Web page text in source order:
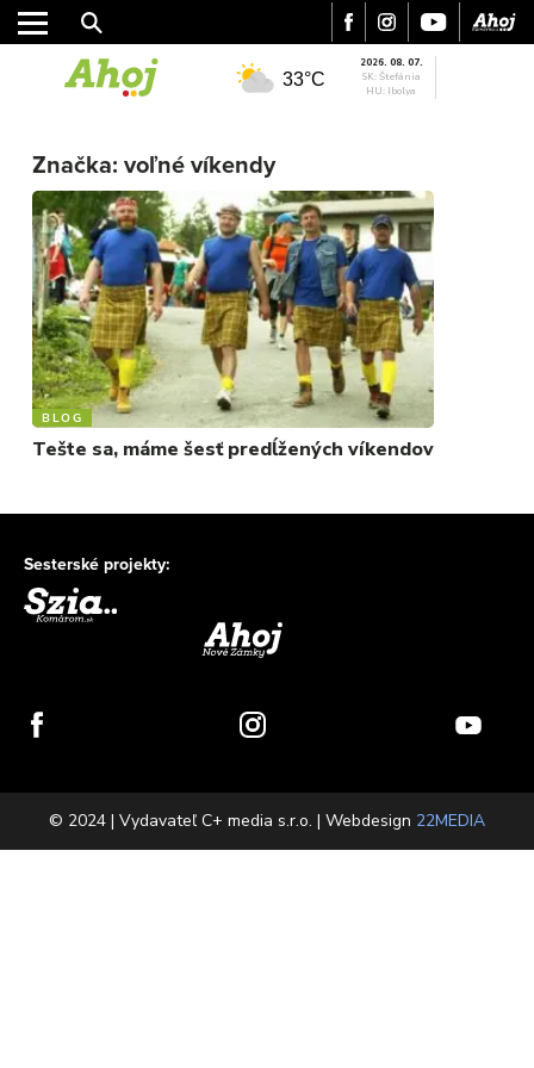
REGIÓN
ŠPORT
KULTÚRA
FOTKY
VIDEO
MIX
33°C
2026. 08. 07.
SK: Štefánia
HU: Ibolya
Značka: voľné víkendy
BLOG
Tešte sa, máme šesť predĺžených víkendov
Sesterské projekty:
© 2024 | Vydavateľ C+ media s.r.o. | Webdesign 22MEDIA